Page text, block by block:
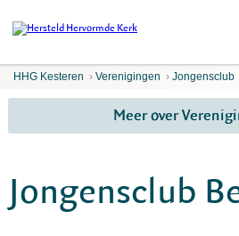
HHG Kesteren › Verenigingen › Jongensclub
Meer over
Jongensclub